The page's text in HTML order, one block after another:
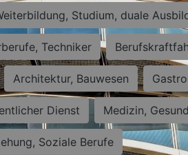
Studium, duale
Techniker
Architektur, Bauwesen
Dienst Medizin,
Soziale Berufe